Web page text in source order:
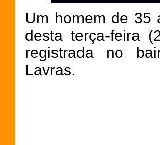
Um homem de 35
desta terça-feira
registrada no
Lavras.